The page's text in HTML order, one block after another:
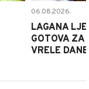
06.08.2026.
LAGANA
GOTOVA ZA
VRELE DANE